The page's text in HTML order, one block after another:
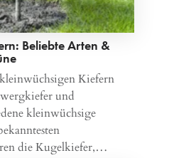
Beliebte Arten &
Kiefern
und
kleinwüchsige
die Kugelkiefer,…